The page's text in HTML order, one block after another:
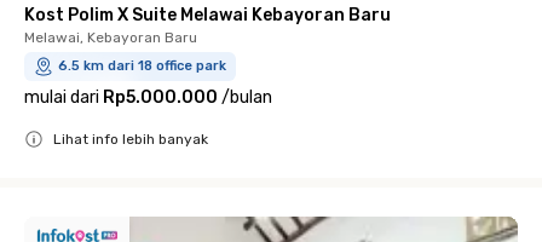
Kost Polim X Suite Melawai Kebayoran Baru
Melawai, Kebayoran Baru
6.5 km dari 18 office park
mulai dari Rp5.000.000 /bulan
Lihat info lebih banyak